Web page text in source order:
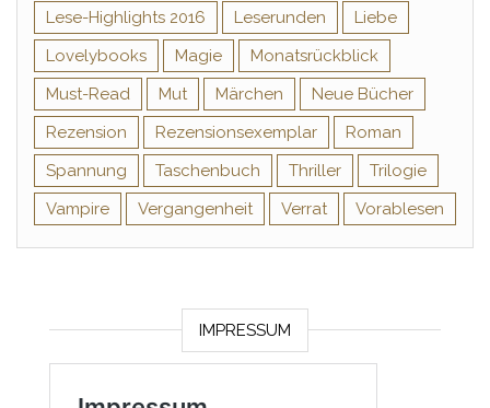
Lese-Highlights 2016
Leserunden
Liebe
Lovelybooks
Magie
Monatsrückblick
Must-Read
Mut Märchen
Neue Bücher
Rezension
Rezensionsexemplar
Roman
Spannung
Taschenbuch Thriller
Trilogie
Vampire
Vergangenheit Verrat Vorablesen
IMPRESSUM